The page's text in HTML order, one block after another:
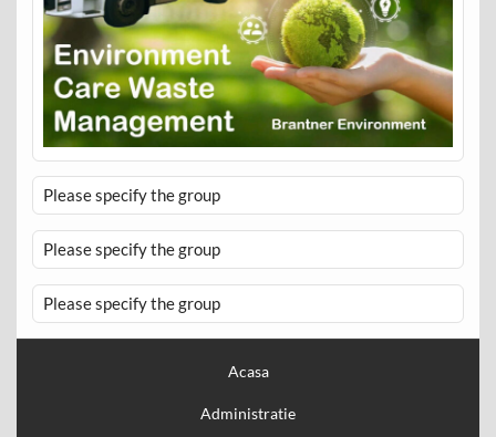
Please specify the group
Please specify the group
Please specify the group
Acasa
Administratie